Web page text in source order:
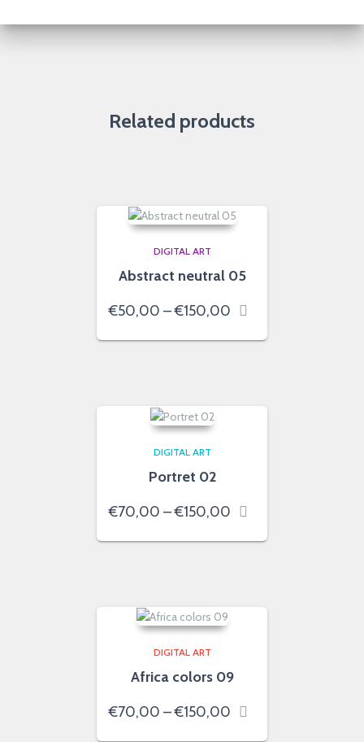
Related products
DIGITAL ART
Abstract neutral 05
€50,00 –€150,00 Price
€50,00
DIGITAL ART
Portret 02
€70,00 –€150,00 Price
€70,00
DIGITAL ART
Africa colors 09
€70,00 –€150,00 Price